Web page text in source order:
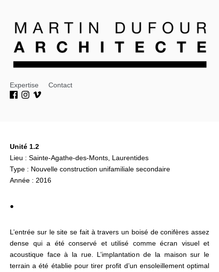
Expertise Contact
Unité 1.2
Lieu : Sainte-Agathe-des-Monts, Laurentides
Type : Nouvelle construction unifamiliale secondaire
Année : 2016
●
L’entrée sur le site se fait à travers un boisé de conifères assez
dense qui a été conservé et utilisé comme écran visuel et
acoustique face à la rue. L’implantation de la maison sur le
terrain a été établie pour tirer profit d’un ensoleillement optimal